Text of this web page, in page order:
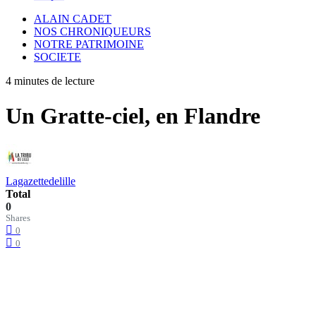
ALAIN CADET
NOS CHRONIQUEURS
NOTRE PATRIMOINE
SOCIETE
4 minutes de lecture
Un Gratte-ciel, en Flandre
Lagazettedelille
Total
0
Shares
0
0